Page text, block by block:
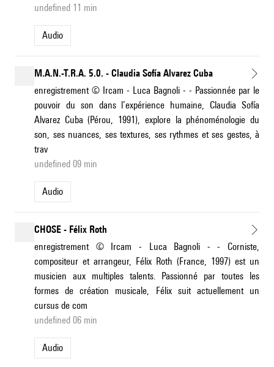
undefined 11 min
Audio
M.A.N.-T.R.A. 5.0. - Claudia Sofía Alvarez Cuba
enregistrement © Ircam - Luca Bagnoli - - Passionnée par le
pouvoir du son dans l’expérience humaine, Claudia Sofía
Alvarez Cuba (Pérou, 1991), explore la phénoménologie du
son, ses nuances, ses textures, ses rythmes et ses gestes, à
trav
undefined 09 min
Audio
CHOSE - Félix Roth
enregistrement © Ircam - Luca Bagnoli - - Corniste,
compositeur et arrangeur, Félix Roth (France, 1997) est un
musicien aux multiples talents. Passionné par toutes les
formes de création musicale, Félix suit actuellement un
cursus de com
undefined 06 min
Audio